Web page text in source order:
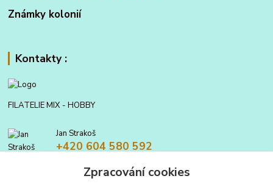
Známky kolonií
Kontakty :
FILATELIE MIX - HOBBY
Jan Strakoš
+420 604 580 592
filatelie.mix@seznam.czZpracování cookies